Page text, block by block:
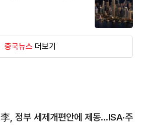
중국뉴스 더보기
李, 정부 세제개편안에 제동…ISA·주